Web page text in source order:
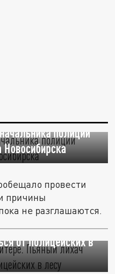
полиции
Новосибирска
провести
причины
не разглашаются.
Питере. Пьяный
от полицейских в